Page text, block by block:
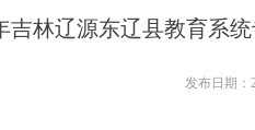
吉林辽源东辽县教育系
发布日期：